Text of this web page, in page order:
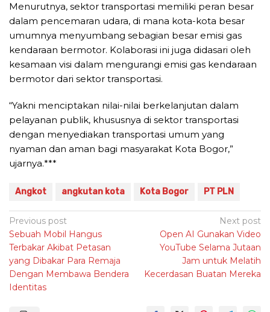
Menurutnya, sektor transportasi memiliki peran besar
dalam pencemaran udara, di mana kota-kota besar
umumnya menyumbang sebagian besar emisi gas
kendaraan bermotor. Kolaborasi ini juga didasari oleh
kesamaan visi dalam mengurangi emisi gas kendaraan
bermotor dari sektor transportasi.
“Yakni menciptakan nilai-nilai berkelanjutan dalam
pelayanan publik, khususnya di sektor transportasi
dengan menyediakan transportasi umum yang
nyaman dan aman bagi masyarakat Kota Bogor,”
ujarnya.***
Angkot angkutan kota Kota Bogor PT PLN
Post
navigation
Previous post
Sebuah Mobil Hangus
Terbakar Akibat Petasan
yang Dibakar Para Remaja
Dengan Membawa Bendera
Identitas
Next post
Open AI Gunakan Video
YouTube Selama Jutaan
Jam untuk Melatih
Kecerdasan Buatan Mereka